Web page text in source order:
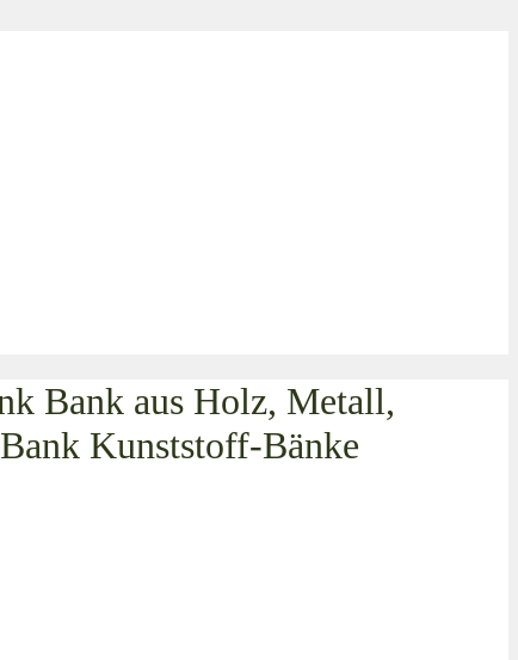
Bank aus Holz, Metall,
Kunststoff-Bänke